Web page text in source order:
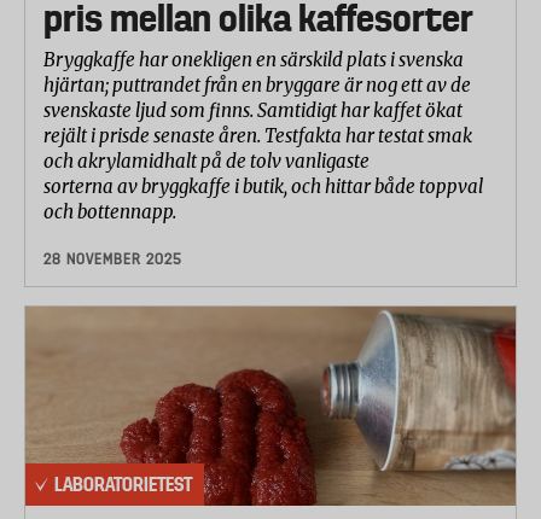
pris mellan olika kaffesorter
Bryggkaffe har onekligen en särskild plats i svenska
hjärtan; puttrandet från en bryggare är nog ett av de
svenskaste ljud som finns. Samtidigt har kaffet ökat
rejält i prisde senaste åren. Testfakta har testat smak
och akrylamidhalt på de tolv vanligaste
sorterna av bryggkaffe i butik, och hittar både toppval
och bottennapp.
28 NOVEMBER 2025
LABORATORIETEST